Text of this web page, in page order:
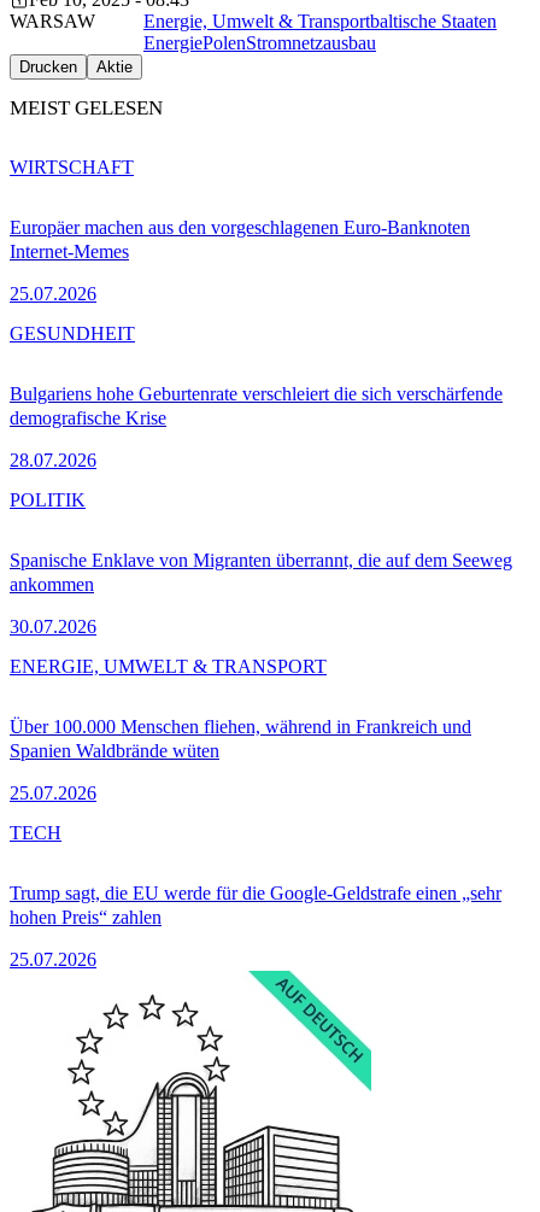
WARSAW
Energie, Umwelt & Transportbaltische Staaten
EnergiePolenStromnetzausbau
Drucken Aktie
MEIST GELESEN
Europäer machen aus den vorgeschlagenen Euro-Banknoten
Internet-Memes
25.07.2026
WIRTSCHAFT
Bulgariens hohe Geburtenrate verschleiert die sich verschärfende
demografische Krise
28.07.2026
GESUNDHEIT
Spanische Enklave von Migranten überrannt, die auf dem Seeweg
ankommen
30.07.2026
POLITIK
Über 100.000 Menschen fliehen, während in Frankreich und
Spanien Waldbrände wüten
25.07.2026
ENERGIE, UMWELT & TRANSPORT
Trump sagt, die EU werde für die Google-Geldstrafe einen „sehr
hohen Preis“ zahlen
25.07.2026
TECH